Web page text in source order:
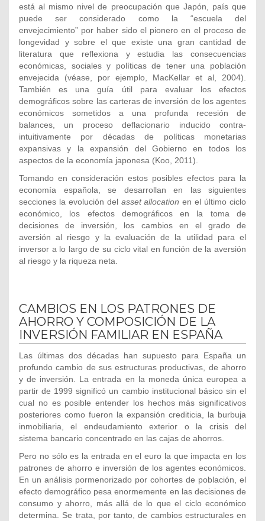
está al mismo nivel de preocupación que Japón, país que
puede ser considerado como la “escuela del
envejecimiento” por haber sido el pionero en el proceso de
longevidad y sobre el que existe una gran cantidad de
literatura que reflexiona y estudia las consecuencias
económicas, sociales y políticas de tener una población
envejecida (véase, por ejemplo, MacKellar et al, 2004).
También es una guía útil para evaluar los efectos
demográficos sobre las carteras de inversión de los agentes
económicos sometidos a una profunda recesión de
balances, un proceso deflacionario inducido contra-
intuitivamente por décadas de políticas monetarias
expansivas y la expansión del Gobierno en todos los
aspectos de la economía japonesa (Koo, 2011).
Tomando en consideración estos posibles efectos para la
economía española, se desarrollan en las siguientes
secciones la evolución del asset allocation en el último ciclo
económico, los efectos demográficos en la toma de
decisiones de inversión, los cambios en el grado de
aversión al riesgo y la evaluación de la utilidad para el
inversor a lo largo de su ciclo vital en función de la aversión
al riesgo y la riqueza neta.
CAMBIOS EN LOS PATRONES DE
AHORRO Y COMPOSICIÓN DE LA
INVERSIÓN FAMILIAR EN ESPAÑA
Las últimas dos décadas han supuesto para España un
profundo cambio de sus estructuras productivas, de ahorro
y de inversión. La entrada en la moneda única europea a
partir de 1999 significó un cambio institucional básico sin el
cual no es posible entender los hechos más significativos
posteriores como fueron la expansión crediticia, la burbuja
inmobiliaria, el endeudamiento exterior o la crisis del
sistema bancario concentrado en las cajas de ahorros.
Pero no sólo es la entrada en el euro la que impacta en los
patrones de ahorro e inversión de los agentes económicos.
En un análisis pormenorizado por cohortes de población, el
efecto demográfico pesa enormemente en las decisiones de
consumo y ahorro, más allá de lo que el ciclo económico
determina. Se trata, por tanto, de cambios estructurales en